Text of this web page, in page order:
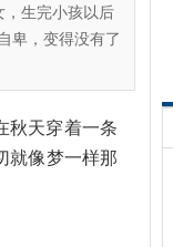
，生完小孩以后
卑，变得没有了
天穿着一条
就像梦一样那